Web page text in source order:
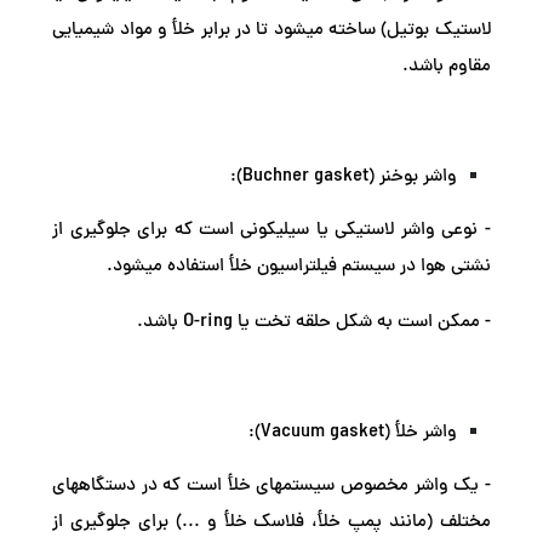
لاستیک بوتیل) ساخته میشود تا در برابر خلأ و مواد شیمیایی
مقاوم باشد.
واشر بوخنر (Buchner gasket):
- نوعی واشر لاستیکی یا سیلیکونی است که برای جلوگیری از
نشتی هوا در سیستم فیلتراسیون خلأ استفاده میشود.
- ممکن است به شکل حلقه تخت یا O-ring باشد.
واشر خلأ (Vacuum gasket):
- یک واشر مخصوص سیستمهای خلأ است که در دستگاههای
مختلف (مانند پمپ خلأ، فلاسک خلأ و ...) برای جلوگیری از